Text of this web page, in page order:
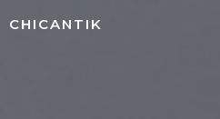
CHICANTIK